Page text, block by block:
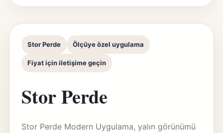
Stor Perde Ölçüye özel uygulama
Fiyat için iletişime geçin
Stor Perde
Stor Perde Modern Uygulama, yalın görünümü